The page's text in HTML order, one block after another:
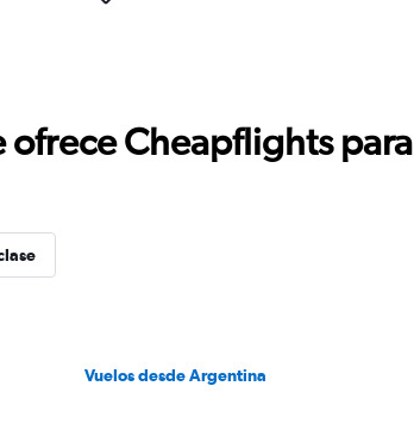
ofrece Cheapflights para
Vuelos desde Argentina